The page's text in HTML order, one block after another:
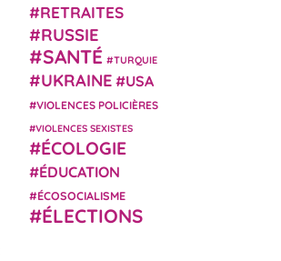
RETRAITES
RUSSIE
SANTÉ TURQUIE
UKRAINE USA
VIOLENCES POLICIÈRES
VIOLENCES SEXISTES
ÉCOLOGIE
ÉDUCATION
ÉCOSOCIALISME
ÉLECTIONS